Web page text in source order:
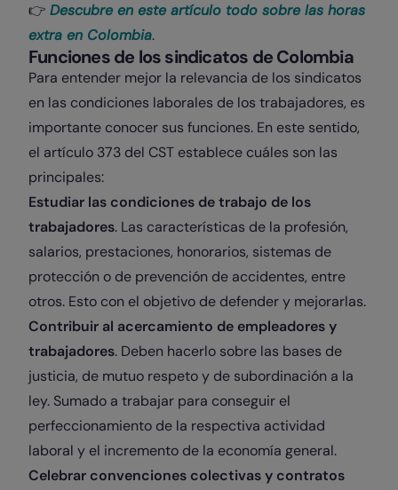
👉 Descubre en este artículo todo sobre las horas
extra en Colombia.
Funciones de los sindicatos de Colombia
Para entender mejor la relevancia de los sindicatos
en las condiciones laborales de los trabajadores, es
importante conocer sus funciones. En este sentido,
el artículo 373 del CST establece cuáles son las
principales:
Estudiar las condiciones de trabajo de los
trabajadores. Las características de la profesión,
salarios, prestaciones, honorarios, sistemas de
protección o de prevención de accidentes, entre
otros. Esto con el objetivo de defender y mejorarlas.
Contribuir al acercamiento de empleadores y
trabajadores. Deben hacerlo sobre las bases de
justicia, de mutuo respeto y de subordinación a la
ley. Sumado a trabajar para conseguir el
perfeccionamiento de la respectiva actividad
laboral y el incremento de la economía general.
Celebrar convenciones colectivas y contratos